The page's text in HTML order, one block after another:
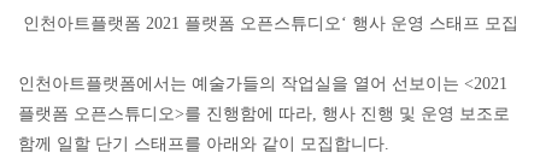
인천아트플랫폼 2021 플랫폼 오픈스튜디오‘ 행사 운영 스태프 모집
인천아트플랫폼에서는 예술가들의 작업실을 열어 선보이는 <2021
플랫폼 오픈스튜디오>를 진행함에 따라, 행사 진행 및 운영 보조로
함께 일할 단기 스태프를 아래와 같이 모집합니다.